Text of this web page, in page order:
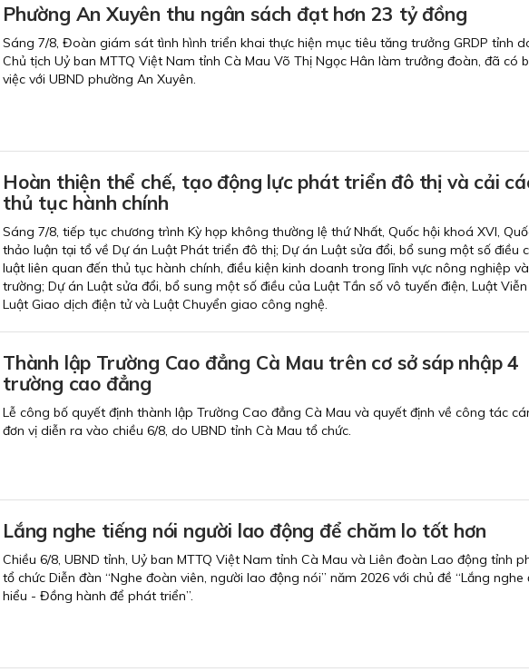
Phường An Xuyên thu ngân sách đạt hơn 23 tỷ đồng
Sáng 7/8, Đoàn giám sát tình hình triển khai thực hiện mục tiêu tăng trưởng GRDP tỉnh
Chủ tịch Uỷ ban MTTQ Việt Nam tỉnh Cà Mau Võ Thị Ngọc Hân làm trưởng đoàn, đã có
việc với UBND phường An Xuyên.
Hoàn thiện thể chế, tạo động lực phát triển đô thị và cải
thủ tục hành chính
Sáng 7/8, tiếp tục chương trình Kỳ họp không thường lệ thứ Nhất, Quốc hội khoá XVI,
thảo luận tại tổ về Dự án Luật Phát triển đô thị; Dự án Luật sửa đổi, bổ sung một số điều
luật liên quan đến thủ tục hành chính, điều kiện kinh doanh trong lĩnh vực nông nghiệp
trường; Dự án Luật sửa đổi, bổ sung một số điều của Luật Tần số vô tuyến điện, Luật
Luật Giao dịch điện tử và Luật Chuyển giao công nghệ.
Thành lập Trường Cao đẳng Cà Mau trên cơ sở sáp nhập 4
trường cao đẳng
Lễ công bố quyết định thành lập Trường Cao đẳng Cà Mau và quyết định về công tác
đơn vị diễn ra vào chiều 6/8, do UBND tỉnh Cà Mau tổ chức.
Lắng nghe tiếng nói người lao động để chăm lo tốt hơn
Chiều 6/8, UBND tỉnh, Uỷ ban MTTQ Việt Nam tỉnh Cà Mau và Liên đoàn Lao động tỉnh
tổ chức Diễn đàn “Nghe đoàn viên, người lao động nói” năm 2026 với chủ đề “Lắng nghe
hiểu - Đồng hành để phát triển”.